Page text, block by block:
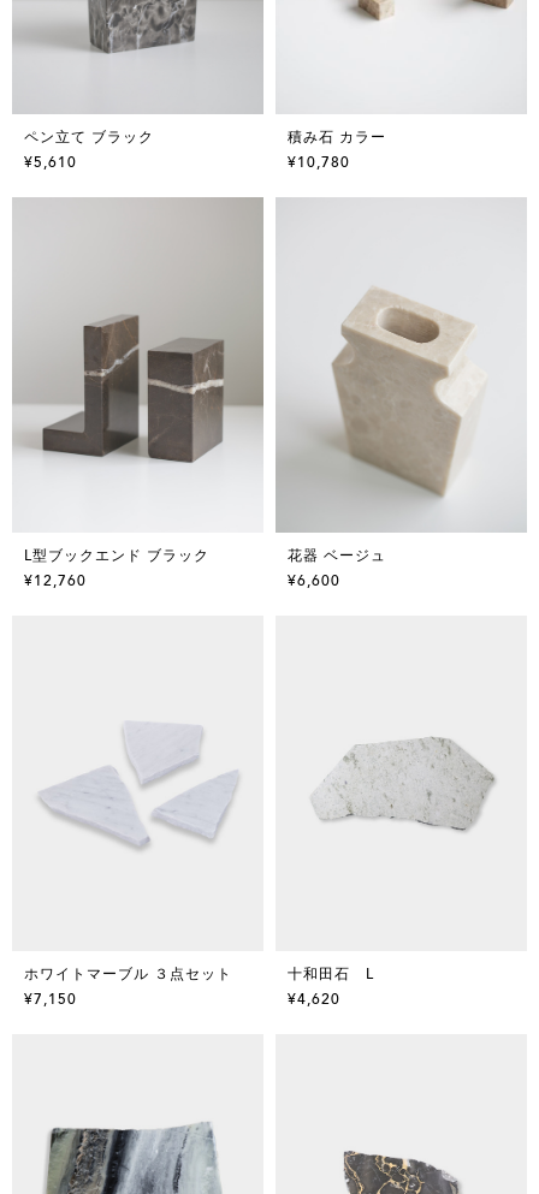
ペン立て ブラック
¥5,610
積み石 カラー
¥10,780
L型ブックエンド ブラック
¥12,760
花器 ベージュ
¥6,600
ホワイトマーブル ３点セット
¥7,150
十和田石 L
¥4,620